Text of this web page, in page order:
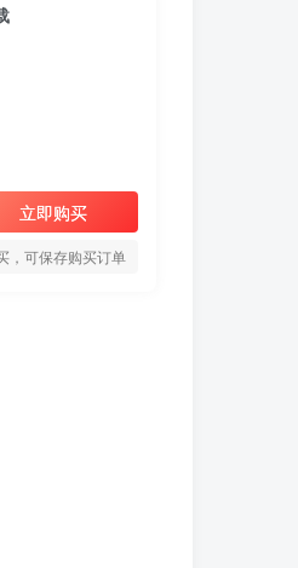
立即购买
，可保存购买订单